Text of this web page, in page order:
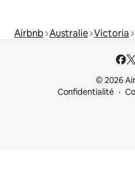
Airbnb Australie Victoria
© 2026
Confidentialité